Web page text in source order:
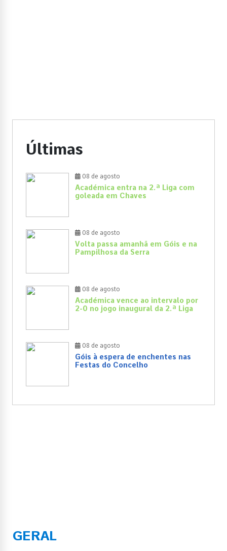
Últimas
08 de agosto
Académica entra na 2.ª Liga com
goleada em Chaves
08 de agosto
Volta passa amanhã em Góis e na
Pampilhosa da Serra
08 de agosto
Académica vence ao intervalo por
2-0 no jogo inaugural da 2.ª Liga
08 de agosto
Góis à espera de enchentes nas
Festas do Concelho
GERAL